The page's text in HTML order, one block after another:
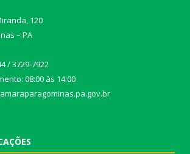
120
– PA
/ 3729-7922
08:00 às 14:00